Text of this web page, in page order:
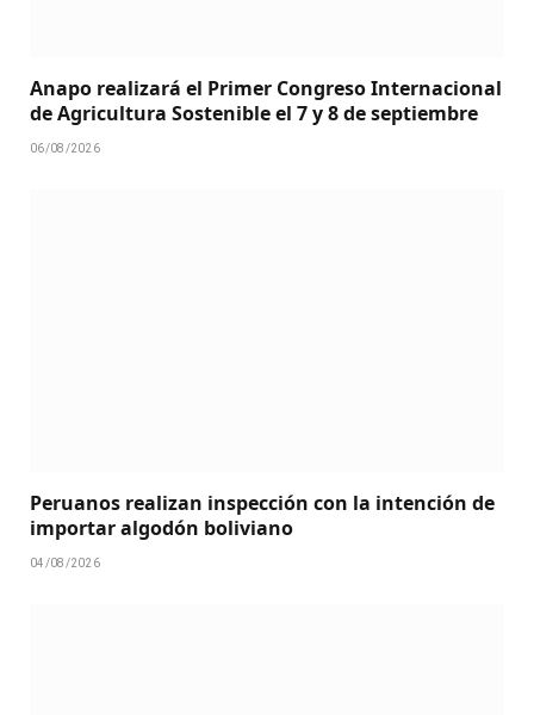
Anapo realizará el Primer Congreso Internacional
de Agricultura Sostenible el 7 y 8 de septiembre
06/08/2026
Peruanos realizan inspección con la intención de
importar algodón boliviano
04/08/2026